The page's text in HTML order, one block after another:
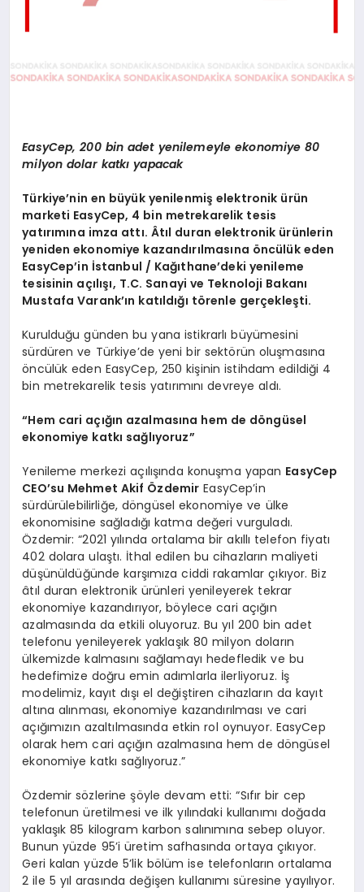
TEKNOLOJI
EasyCep, 200 bin adet yenilemeyle ekonomiye 80
milyon dolar katkı yapacak
Türkiye’nin en büyük yenilenmiş elektronik ürün
marketi EasyCep, 4 bin metrekarelik tesis
yatırımına imza attı. Âtıl duran elektronik ürünlerin
yeniden ekonomiye kazandırılmasına öncülük eden
EasyCep’in İstanbul / Kağıthane’deki yenileme
tesisinin açılışı, T.C. Sanayi ve Teknoloji Bakanı
Mustafa Varank’ın katıldığı törenle gerçekleşti.
Kurulduğu günden bu yana istikrarlı büyümesini
sürdüren ve Türkiye’de yeni bir sektörün oluşmasına
öncülük eden EasyCep, 250 kişinin istihdam edildiği 4
bin metrekarelik tesis yatırımını devreye aldı.
“Hem cari açığın azalmasına hem de döngüsel
ekonomiye katkı sağlıyoruz”
Yenileme merkezi açılışında konuşma yapan EasyCep
CEO’su Mehmet Akif Özdemir EasyCep’in
sürdürülebilirliğe, döngüsel ekonomiye ve ülke
ekonomisine sağladığı katma değeri vurguladı.
Özdemir: “2021 yılında ortalama bir akıllı telefon fiyatı
402 dolara ulaştı. İthal edilen bu cihazların maliyeti
düşünüldüğünde karşımıza ciddi rakamlar çıkıyor. Biz
âtıl duran elektronik ürünleri yenileyerek tekrar
ekonomiye kazandırıyor, böylece cari açığın
azalmasında da etkili oluyoruz. Bu yıl 200 bin adet
telefonu yenileyerek yaklaşık 80 milyon doların
ülkemizde kalmasını sağlamayı hedefledik ve bu
hedefimize doğru emin adımlarla ilerliyoruz. İş
modelimiz, kayıt dışı el değiştiren cihazların da kayıt
altına alınması, ekonomiye kazandırılması ve cari
açığımızın azaltılmasında etkin rol oynuyor. EasyCep
olarak hem cari açığın azalmasına hem de döngüsel
ekonomiye katkı sağlıyoruz.”
Özdemir sözlerine şöyle devam etti: “Sıfır bir cep
telefonun üretilmesi ve ilk yılındaki kullanımı doğada
yaklaşık 85 kilogram karbon salınımına sebep oluyor.
Bunun yüzde 95’i üretim safhasında ortaya çıkıyor.
Geri kalan yüzde 5’lik bölüm ise telefonların ortalama
2 ile 5 yıl arasında değişen kullanımı süresine yayılıyor.